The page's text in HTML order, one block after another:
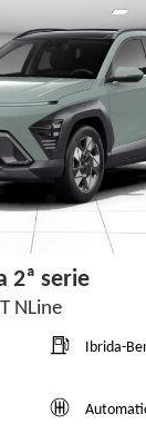
2ª serie
NLine
Ibrida-